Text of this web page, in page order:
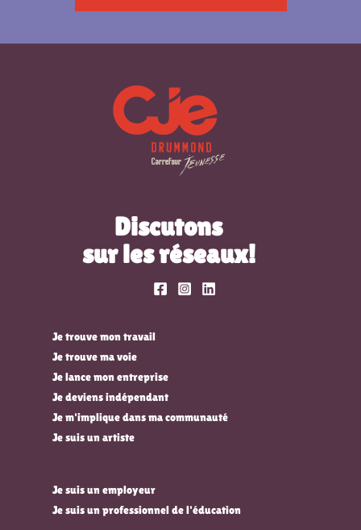
Discutons
sur les réseaux!
Je trouve mon travail
Je trouve ma voie
Je lance mon entreprise
Je deviens indépendant
Je m'implique dans ma communauté
Je suis un artiste
Je suis un employeur
Je suis un professionnel de l'éducation